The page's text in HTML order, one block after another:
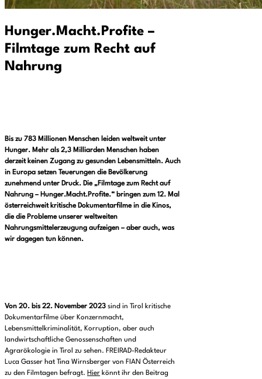
Hunger.Macht.Profite –
Filmtage zum Recht auf
Nahrung
Bis zu 783 Millionen Menschen leiden weltweit unter
Hunger. Mehr als 2,3 Milliarden Menschen haben
derzeit keinen Zugang zu gesunden Lebensmitteln. Auch
in Europa setzen Teuerungen die Bevölkerung
zunehmend unter Druck. Die „Filmtage zum Recht auf
Nahrung – Hunger.Macht.Profite.“ bringen zum 12. Mal
österreichweit kritische Dokumentarfilme in die Kinos,
die die Probleme unserer weltweiten
Nahrungsmittelerzeugung aufzeigen – aber auch, was
wir dagegen tun können.
Von 20. bis 22. November 2023 sind in Tirol kritische
Dokumentarfilme über Konzernmacht,
Lebensmittelkriminalität, Korruption, aber auch
landwirtschaftliche Genossenschaften und
Agrarökologie in Tirol zu sehen. FREIRAD-Redakteur
Luca Gasser hat Tina Wirnsberger von FIAN Österreich
zu den Filmtagen befragt. Hier könnt ihr den Beitrag